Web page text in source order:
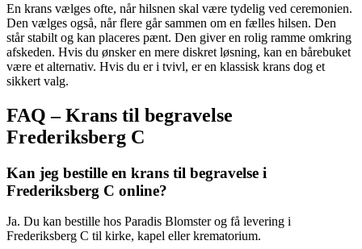
En krans vælges ofte, når hilsnen skal være tydelig ved ceremonien.
Den vælges også, når flere går sammen om en fælles hilsen. Den
står stabilt og kan placeres pænt. Den giver en rolig ramme omkring
afskeden. Hvis du ønsker en mere diskret løsning, kan en bårebuket
være et alternativ. Hvis du er i tvivl, er en klassisk krans dog et
sikkert valg.
FAQ – Krans til begravelse
Frederiksberg C
Kan jeg bestille en krans til begravelse i
Frederiksberg C online?
Ja. Du kan bestille hos Paradis Blomster og få levering i
Frederiksberg C til kirke, kapel eller krematorium.